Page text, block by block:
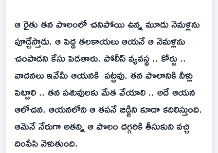
ఆ రైతు తన పొలంలో చనిపోయి ఉన్న మూడు నెమళ్లను
పూడ్చేస్తాడు. ఆ పెద్ద తలకాయలు ఆయనే ఆ నెమళ్లను
చంపాడని కేసు పెడతారు. పోలీస్ వ్యవస్థ .. కోర్టు ..
వాదనలు ఇవేమీ ఆయనకి పట్టవు. తన పొలానికి నీళ్లు
పెట్టాలి .. తన పశువులకు మేత వేయాలి .. అదే ఆయన
ఆలోచన. ఆయనలోని ఆ తపనే జడ్జిని కూడా కదిలిస్తుంది.
ఆమెనే నేరుగా అతన్ని ఆ పొలం దగ్గరికి తీసుకుని వచ్చి
దింపేసి వెళుతుంది.